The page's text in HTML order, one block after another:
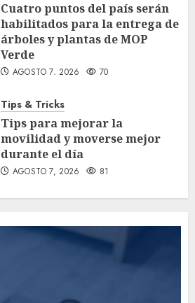
Cuatro puntos del país serán
habilitados para la entrega de
árboles y plantas de MOP
Verde
AGOSTO 7, 2026 70
Tips & Tricks
Tips para mejorar la
movilidad y moverse mejor
durante el día
AGOSTO 7, 2026 81